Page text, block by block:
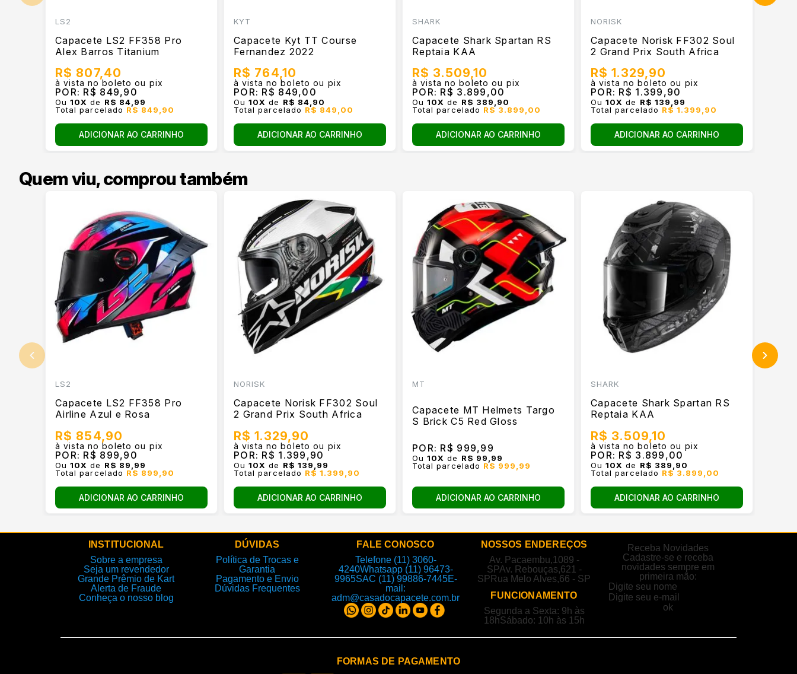
LS2
Capacete LS2 FF358 Pro
Alex Barros Titanium
R$ 807,40
à vista no boleto ou pix
POR: R$ 849,90
Ou10X de R$ 84,99
Total parcelado R$ 849,90
ADICIONAR AO CARRINHO
KYT
Capacete Kyt TT Course
Fernandez 2022
R$ 764,10
à vista no boleto ou pix
POR: R$ 849,00
Ou10X de R$ 84,90
Total parcelado R$ 849,00
ADICIONAR AO CARRINHO
SHARK
Capacete Shark Spartan RS
Reptaia KAA
R$ 3.509,10
à vista no boleto ou pix
POR: R$ 3.899,00
Ou10X de R$ 389,90
Total parcelado R$ 3.899,00
ADICIONAR AO CARRINHO
NORISK
Capacete Norisk FF302 Soul
2 Grand Prix South Africa
R$ 1.329,90
à vista no boleto ou pix
POR: R$ 1.399,90
Ou10X de R$ 139,99
Total parcelado R$ 1.399,90
ADICIONAR AO CARRINHO
Quem viu, comprou também
LS2
Capacete LS2 FF358 Pro
Airline Azul e Rosa
R$ 854,90
à vista no boleto ou pix
POR: R$ 899,90
Ou10X de R$ 89,99
Total parcelado R$ 899,90
ADICIONAR AO CARRINHO
NORISK
Capacete Norisk FF302 Soul
2 Grand Prix South Africa
R$ 1.329,90
à vista no boleto ou pix
POR: R$ 1.399,90
Ou10X de R$ 139,99
Total parcelado R$ 1.399,90
ADICIONAR AO CARRINHO
MT
Capacete MT Helmets Targo
S Brick C5 Red Gloss
POR: R$ 999,99
Ou10X de R$ 99,99
Total parcelado R$ 999,99
ADICIONAR AO CARRINHO
SHARK
Capacete Shark Spartan RS
Reptaia KAA
R$ 3.509,10
à vista no boleto ou pix
POR: R$ 3.899,00
Ou10X de R$ 389,90
Total parcelado R$ 3.899,00
ADICIONAR AO CARRINHO
INSTITUCIONAL
Sobre a empresa
Seja um revendedor
Grande Prêmio de Kart
Alerta de Fraude
Conheça o nosso blog
DÚVIDAS
Política de Trocas e
Garantia
Pagamento e Envio
Dúvidas Frequentes
FALE CONOSCO
Telefone (11) 3060-
4240Whatsapp (11) 96473-
9965SAC (11) 99886-7445E-
mail:
adm@casadocapacete.com.br
NOSSOS ENDEREÇOS
Av. Pacaembu,1089 -
SPAv. Rebouças,621 -
SP Rua Melo Alves,66 - SP
FUNCIONAMENTO
Segunda a Sexta: 9h às
18hSábado: 10h às 15h
Receba Novidades
Cadastre-se e receba
novidades sempre em
primeira mão:
FORMAS DE PAGAMENTO